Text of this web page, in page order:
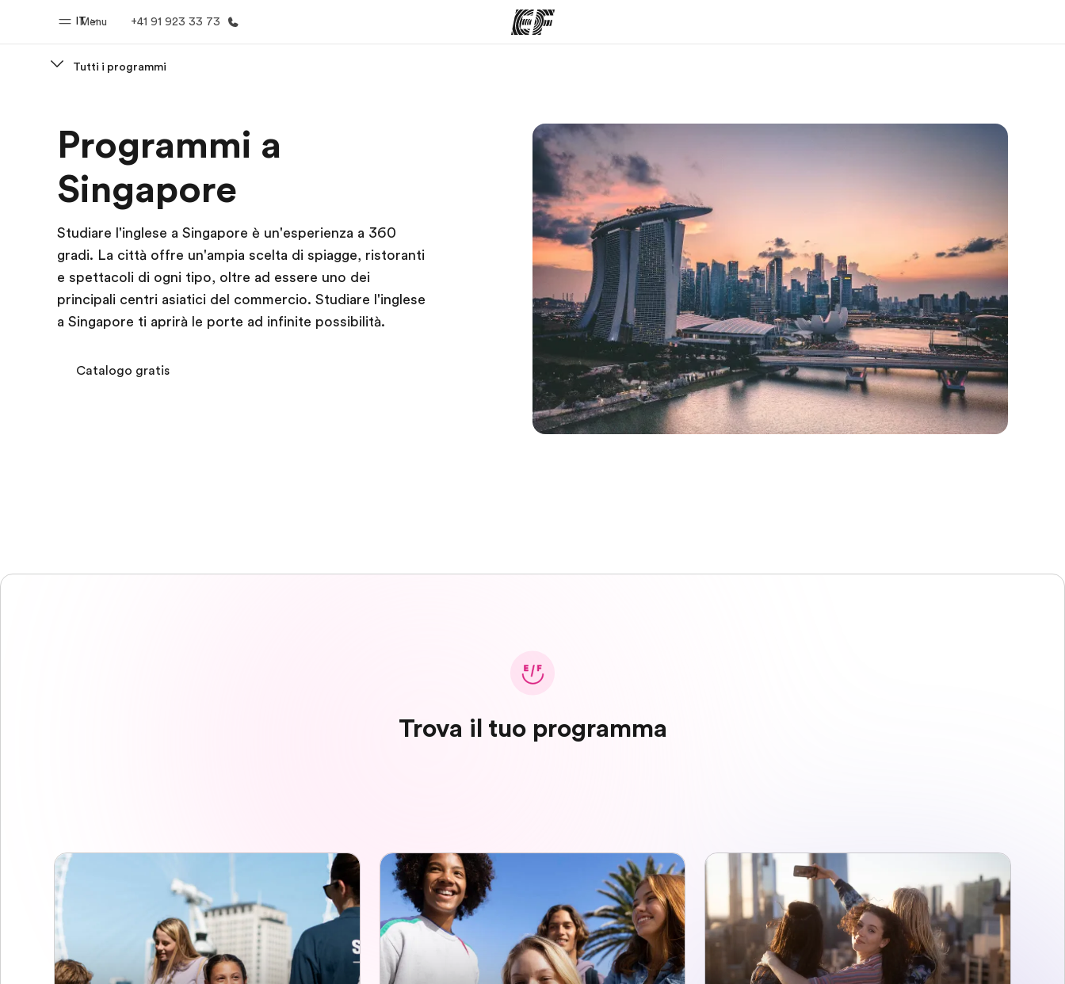
Menu
IT +41 91 923 33 73
Benvenuto alla EF Trova l'ufficio più vicino
Tutti i programmi
Programmi a
Singapore
Studiare l'inglese a Singapore è un'esperienza a 360
gradi. La città offre un'ampia scelta di spiagge, ristoranti
e spettacoli di ogni tipo, oltre ad essere uno dei
principali centri asiatici del commercio. Studiare l'inglese
a Singapore ti aprirà le porte ad infinite possibilità.
Catalogo gratis
Trova il tuo programma